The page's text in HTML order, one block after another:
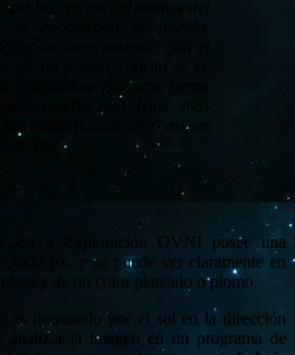
los efectos del avance del
a la distancia hay otra forma
mucho más lejos, más
me había pasado algo así, en
nunca».
a Exploración OVNI posee una
3000 px, y se puede ver claramente en
y de un color plateado o plomo.
es iluminado por el sol en la dirección
analizar la imagen en un programa de